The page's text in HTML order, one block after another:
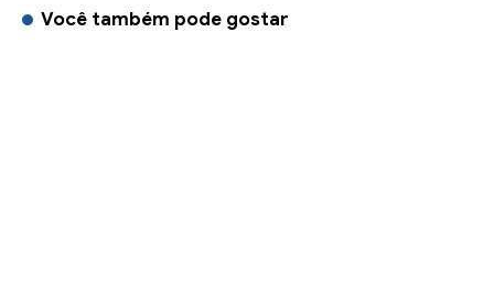
Você também pode gostar